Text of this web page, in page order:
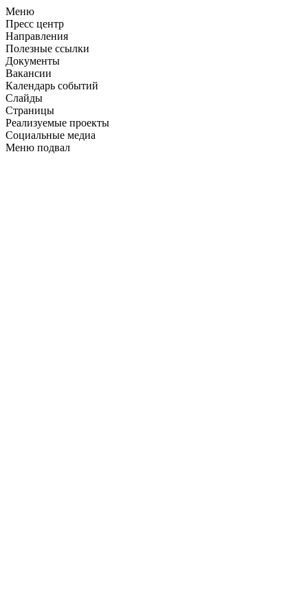
Меню
Пресс центр
Направления
Полезные ссылки
Документы
Вакансии
Календарь событий
Слайды
Страницы
Реализуемые проекты
Социальные медиа
Меню подвал